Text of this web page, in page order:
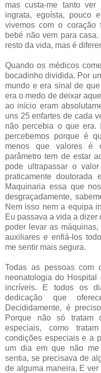
mas custa-me tanto
ingrata, egoísta, pouco
vivemos com o coração
bebé não vem para
resto da vida, mas é
Quando os médicos
bocadinho dividida. Por
mundo e era sinal de
era o medo de deixar
ao início eram
uns 25 enfartes de cada
não percebia o que era.
percebemos porque é
menos que valores é
parâmetro tem de estar
pode ultrapassar o
praticamente doutorada
Maquinaria essa que
desgraçadamente,
Nem isso nem a equipa
Eu passava a vida a
poder levar as
auxiliares e enfiá-los
me sentir mais segura.
Todas as pessoas com
neonatologia do Hospital
incríveis. E todos os
dedicação que
Decididamente, é
Porque não só tratam
especiais, como
condições especiais e a
um dia em que não me
sentia, se precisava de
de alguma maneira. E